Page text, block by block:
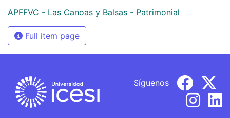
APFFVC - Las Canoas y Balsas - Patrimonial
Full item page
Síguenos